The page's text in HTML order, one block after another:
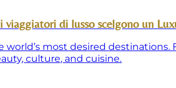
viaggiatori di lusso scelgono un
world’s most desired destinations.
culture, and cuisine.